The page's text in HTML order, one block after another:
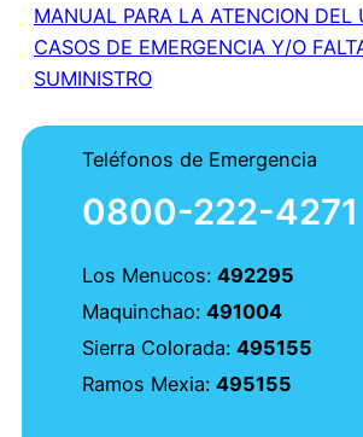
MANUAL PARA LA ATENCION DEL
CASOS DE EMERGENCIA Y/O
SUMINISTRO
Teléfonos de Emergencia
0800-222-4271
Los Menucos: 492295
Maquinchao: 491004
Sierra Colorada: 495155
Ramos Mexia: 495155